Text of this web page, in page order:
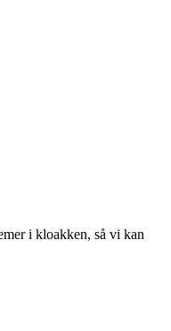
i kloakken, så vi kan